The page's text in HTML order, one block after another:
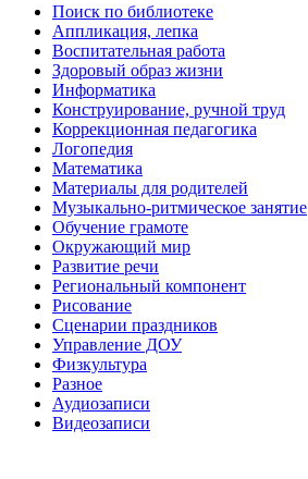
Поиск по библиотеке
Аппликация, лепка
Воспитательная работа
Здоровый образ жизни
Информатика
Конструирование, ручной труд
Коррекционная педагогика
Логопедия
Математика
Материалы для родителей
Музыкально-ритмическое занятие
Обучение грамоте
Окружающий мир
Развитие речи
Региональный компонент
Рисование
Сценарии праздников
Управление ДОУ
Физкультура
Разное
Аудиозаписи
Видеозаписи